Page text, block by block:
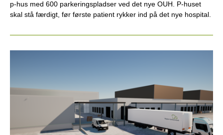
p-hus med 600 parkeringspladser ved det nye OUH. P-huset
skal stå færdigt, før første patient rykker ind på det nye hospital.